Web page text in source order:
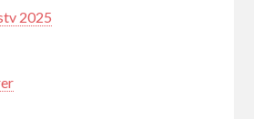
2025